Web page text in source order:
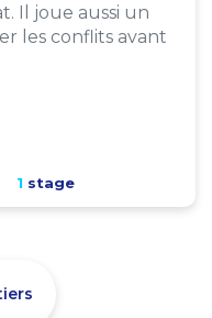
Il joue aussi un
les conflits avant
1 stage